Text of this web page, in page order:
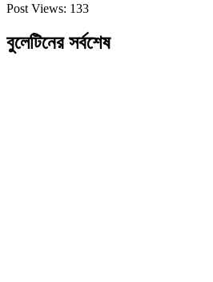
Post Views: 133
বুলেটিনের সর্বশেষ